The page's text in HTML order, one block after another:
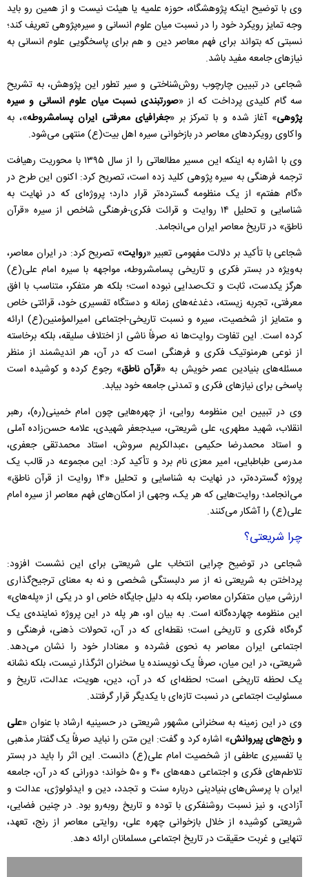
وی با توضیح اینکه پژوهشگاه، حوزه علمیه یا هیئت نیست و از همین رو باید
وجه تمایز رویکرد خود را در نسبت میان علوم انسانی و سیره‌پژوهی تعریف کند؛
نسبتی که بتواند برای فهم معاصر دین و هم برای پاسخگویی علوم انسانی به
نیازهای جامعه مفید باشد.
شجاعی در تبیین چارچوب روش‌شناختی و سیر تطور این پژوهش، به تشریح
سه گام کلیدی پرداخت که از «صورتبندی نسبت میان علوم انسانی و سیره
پژوهی» آغاز شده و با تمرکز بر «جغرافیای معرفتی ایران پسامشروطه»، به
واکاوی رویکردهای معاصر در بازخوانی سیره اهل‌ بیت(ع) منتهی می‌شود.
وی با اشاره به اینکه این مسیر مطالعاتی را از سال ۱۳۹۵ با محوریت رهیافت
ترجمه فرهنگی به سیره پژوهی کلید زده است، تصریح کرد: اکنون این طرح در
«گام هفتم» از یک منظومه گسترده‌تر قرار دارد؛ پروژه‌ای که در نهایت به
شناسایی و تحلیل ۱۴ روایت و قرائت فکری-فرهنگی شاخص از سیره «قرآن
ناطق» در تاریخ معاصر ایران می‌انجامد.
شجاعی با تأکید بر دلالت مفهومی تعبیر «روایت» تصریح کرد: در ایران معاصر،
به‌ویژه در بستر فکری و تاریخی پسامشروطه، مواجهه با سیره امام علی(ع)
هرگز یکدست، ثابت و تک‌صدایی نبوده است؛ بلکه هر متفکر، متناسب با افق
معرفتی، تجربه زیسته، دغدغه‌های زمانه و دستگاه تفسیری خود، قرائتی خاص
و متمایز از شخصیت، سیره و نسبت تاریخی-اجتماعی امیرالمؤمنین(ع) ارائه
کرده است. این تفاوت روایت‌ها نه صرفاً ناشی از اختلاف سلیقه، بلکه برخاسته
از نوعی هرمنوتیک فکری و فرهنگی است که در آن، هر اندیشمند از منظر
مسئله‌های بنیادین عصر خویش به «قرآن ناطق» رجوع کرده و کوشیده است
پاسخی برای نیازهای فکری و تمدنی جامعه خود بیابد.
وی در تبیین این منظومه روایی، از چهره‌هایی چون امام خمینی(ره)، رهبر
انقلاب، شهید مطهری، علی شریعتی، سیدجعفر شهیدی، علامه حسن‌زاده آملی
و استاد محمدرضا حکیمی ،عبدالکریم سروش، استاد محمدتقی جعفری،
مدرسی طباطبایی، امیر معزی نام برد و تأکید کرد: این مجموعه در قالب یک
پروژه گسترده‌تر، در نهایت به شناسایی و تحلیل «۱۴ روایت از قرآن ناطق»
می‌انجامد؛ روایت‌هایی که هر یک، وجهی از امکان‌های فهم معاصر از سیره امام
علی(ع) را آشکار می‌کنند.
چرا شریعتی؟
شجاعی در توضیح چرایی انتخاب علی شریعتی برای این نشست افزود:
پرداختن به شریعتی نه از سر دلبستگی شخصی و نه به معنای ترجیح‌گذاری
ارزشی میان متفکران معاصر، بلکه به دلیل جایگاه خاص او در یکی از «پله‌های»
این منظومه‌ چهارده‌گانه است. به بیان او، هر پله در این پروژه نماینده‌ی یک
گره‌گاه فکری و تاریخی است؛ نقطه‌ای که در آن، تحولات ذهنی، فرهنگی و
اجتماعی ایران معاصر به نحوی فشرده و معنادار خود را نشان می‌دهد.
شریعتی، در این میان، صرفاً یک نویسنده یا سخنران اثرگذار نیست، بلکه نشانه‌
یک لحظه‌ تاریخی است؛ لحظه‌ای که در آن، دین، هویت، عدالت، تاریخ و
مسئولیت اجتماعی در نسبت تازه‌ای با یکدیگر قرار گرفتند.
وی در این زمینه به سخنرانی مشهور شریعتی در حسینیه ارشاد با عنوان «علی
و رنج‌های پیروانش» اشاره کرد و گفت: این متن را نباید صرفاً یک گفتار مذهبی
یا تفسیری عاطفی از شخصیت امام علی(ع) دانست. این اثر را باید در بستر
تلاطم‌های فکری و اجتماعی دهه‌های ۴۰ و ۵۰ خواند؛ دورانی که در آن، جامعه‌
ایران با پرسش‌های بنیادینی درباره‌ سنت و تجدد، دین و ایدئولوژی، عدالت و
آزادی، و نیز نسبت روشنفکری با توده و تاریخ روبه‌رو بود. در چنین فضایی،
شریعتی کوشیده از خلال بازخوانی چهره‌ علی، روایتی معاصر از رنج، تعهد،
تنهایی و غربت حقیقت در تاریخ اجتماعی مسلمانان ارائه دهد.